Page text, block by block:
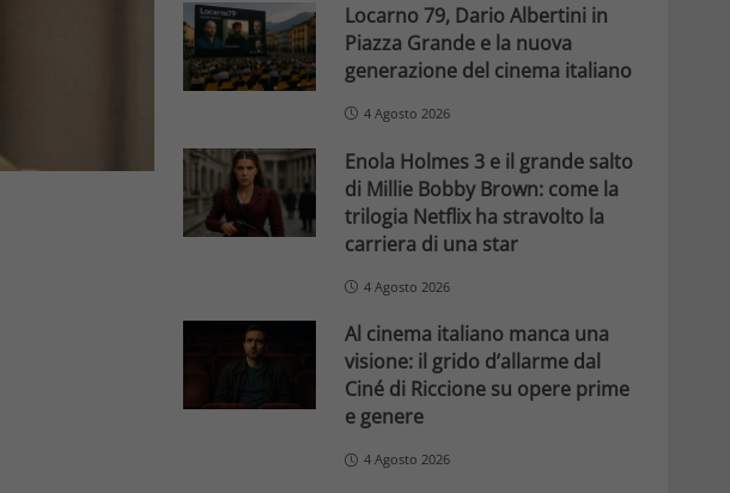
Locarno 79, Dario Albertini in
Piazza Grande e la nuova
generazione del cinema italiano
4 Agosto 2026
Enola Holmes 3 e il grande salto
di Millie Bobby Brown: come la
trilogia Netflix ha stravolto la
carriera di una star
4 Agosto 2026
Al cinema italiano manca una
visione: il grido d’allarme dal
Ciné di Riccione su opere prime
e genere
4 Agosto 2026